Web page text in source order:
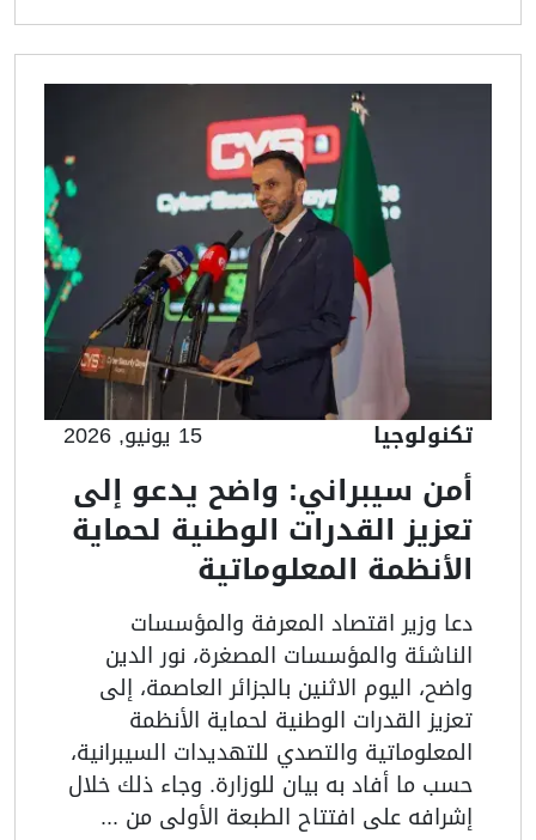
تكنولوجيا 15 يونيو, 2026
أمن سيبراني: واضح يدعو إلى
تعزيز القدرات الوطنية لحماية
الأنظمة المعلوماتية
دعا وزير اقتصاد المعرفة والمؤسسات
الناشئة والمؤسسات المصغرة، نور الدين
واضح، اليوم الاثنين بالجزائر العاصمة، إلى
تعزيز القدرات الوطنية لحماية الأنظمة
المعلوماتية والتصدي للتهديدات السيبرانية،
حسب ما أفاد به بيان للوزارة. وجاء ذلك خلال
إشرافه على افتتاح الطبعة الأولى من ...